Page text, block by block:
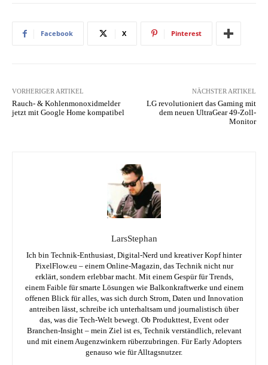
Facebook X Pinterest
VORHERIGER ARTIKEL
Rauch- & Kohlenmonoxidmelder
jetzt mit Google Home kompatibel
NÄCHSTER ARTIKEL
LG revolutioniert das Gaming mit
dem neuen UltraGear 49-Zoll-
Monitor
LarsStephan
Ich bin Technik-Enthusiast, Digital-Nerd und kreativer Kopf hinter
PixelFlow.eu – einem Online-Magazin, das Technik nicht nur
erklärt, sondern erlebbar macht. Mit einem Gespür für Trends,
einem Faible für smarte Lösungen wie Balkonkraftwerke und einem
offenen Blick für alles, was sich durch Strom, Daten und Innovation
antreiben lässt, schreibe ich unterhaltsam und journalistisch über
das, was die Tech-Welt bewegt. Ob Produkttest, Event oder
Branchen-Insight – mein Ziel ist es, Technik verständlich, relevant
und mit einem Augenzwinkern rüberzubringen. Für Early Adopters
genauso wie für Alltagsnutzer.